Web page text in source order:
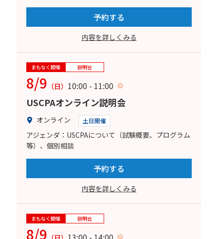
予約する
内容を詳しくみる
まもなく開催 説明会
8/9 （日） 10:00 - 11:00
USCPAオンライン説明会
オンライン 土日開催
アジェンダ：USCPAについて（試験概要、プログラム
等）、個別相談
予約する
内容を詳しくみる
まもなく開催 説明会
8/9